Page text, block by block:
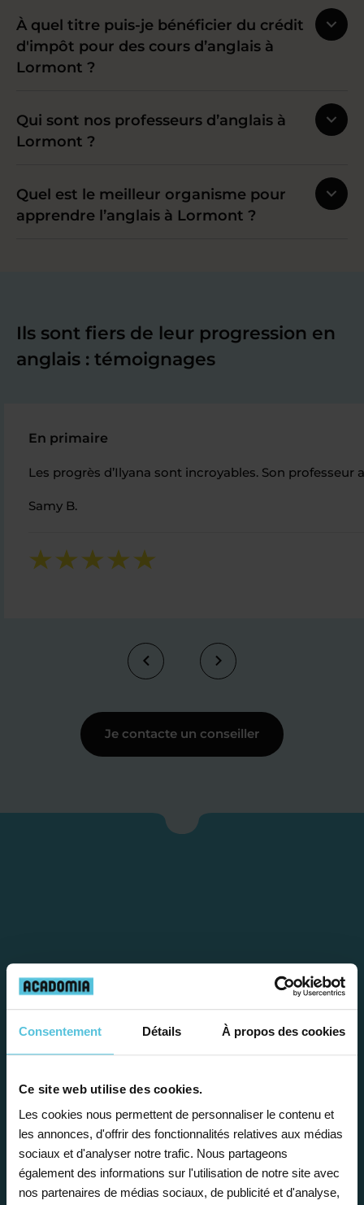
Consentement Détails À propos des cookies
Ce site web utilise des cookies.
Les cookies nous permettent de personnaliser le contenu et
les annonces, d'offrir des fonctionnalités relatives aux médias
sociaux et d'analyser notre trafic. Nous partageons
également des informations sur l'utilisation de notre site avec
nos partenaires de médias sociaux, de publicité et d'analyse,
À quel titre puis-je bénéficier du crédit
d'impôt pour des cours d’anglais à
Lormont ?
Qui sont nos professeurs d’anglais à
Lormont ?
Quel est le meilleur organisme pour
apprendre l’anglais à Lormont ?
Ils sont fiers de leur progression en
anglais : témoignages
En primaire
Les progrès d’Ilyana sont incroyables. Son
Samy B.
Je contacte un conseiller
Étape 1
bilan personnalisé
Gratuite et sans engagement, une
première étape pour faire le point sur
la situation scolaire de votre enfant, ses